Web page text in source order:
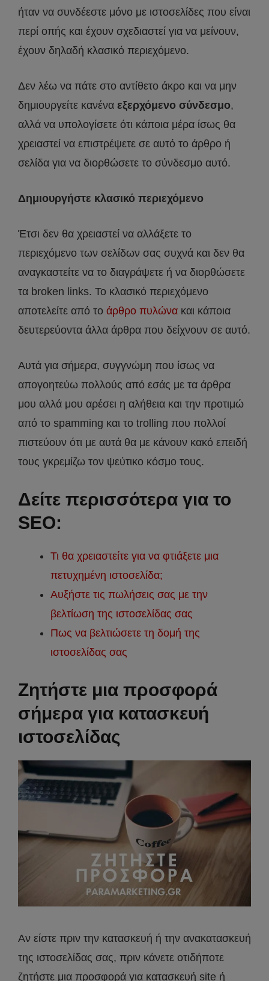
ήταν να συνδέεστε μόνο με ιστοσελίδες που είναι
περί οπής και έχουν σχεδιαστεί για να μείνουν,
έχουν δηλαδή κλασικό περιεχόμενο.
Δεν λέω να πάτε στο αντίθετο άκρο και να μην
δημιουργείτε κανένα εξερχόμενο σύνδεσμο,
αλλά να υπολογίσετε ότι κάποια μέρα ίσως θα
χρειαστεί να επιστρέψετε σε αυτό το άρθρο ή
σελίδα για να διορθώσετε το σύνδεσμο αυτό.
Δημιουργήστε κλασικό περιεχόμενο
Έτσι δεν θα χρειαστεί να αλλάξετε το
περιεχόμενο των σελίδων σας συχνά και δεν θα
αναγκαστείτε να το διαγράψετε ή να διορθώσετε
τα broken links. Το κλασικό περιεχόμενο
αποτελείτε από το άρθρο πυλώνα και κάποια
δευτερεύοντα άλλα άρθρα που δείχνουν σε αυτό.
Αυτά για σήμερα, συγγνώμη που ίσως να
απογοητεύω πολλούς από εσάς με τα άρθρα
μου αλλά μου αρέσει η αλήθεια και την προτιμώ
από το spamming και το trolling που πολλοί
πιστεύουν ότι με αυτά θα με κάνουν κακό επειδή
τους γκρεμίζω τον ψεύτικο κόσμο τους.
Δείτε περισσότερα για το
SEO:
Τι θα χρειαστείτε για να φτιάξετε μια
πετυχημένη ιστοσελίδα;
Αυξήστε τις πωλήσεις σας με την
βελτίωση της ιστοσελίδας σας
Πως να βελτιώσετε τη δομή της
ιστοσελίδας σας
Ζητήστε μια προσφορά
σήμερα για κατασκευή
ιστοσελίδας
Αν είστε πριν την κατασκευή ή την ανακατασκευή
της ιστοσελίδας σας, πριν κάνετε οτιδήποτε
ζητήστε μια προσφορά για κατασκευή site ή